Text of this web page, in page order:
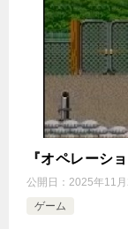
『オペレーシ
公開日： 2025年11月
ゲーム